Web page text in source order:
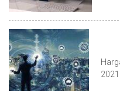
2021